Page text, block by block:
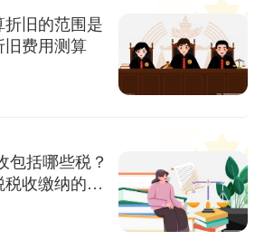
折旧的范围是
旧费用测算
包括哪些税？
收缴纳的计